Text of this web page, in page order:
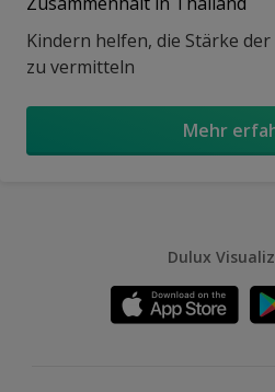
Kindern helfen, die Stärke
zu vermitteln
Mehr
Dulux